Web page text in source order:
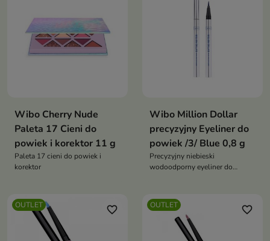
Wibo Cherry Nude
Paleta 17 Cieni do
powiek i korektor 11 g
Paleta 17 cieni do powiek i
korektor
Wibo Million Dollar
precyzyjny Eyeliner do
powiek /3/ Blue 0,8 g
Precyzyjny niebieski
wodoodporny eyeliner do
OUTLET favorite_border OUTLET favorite_border